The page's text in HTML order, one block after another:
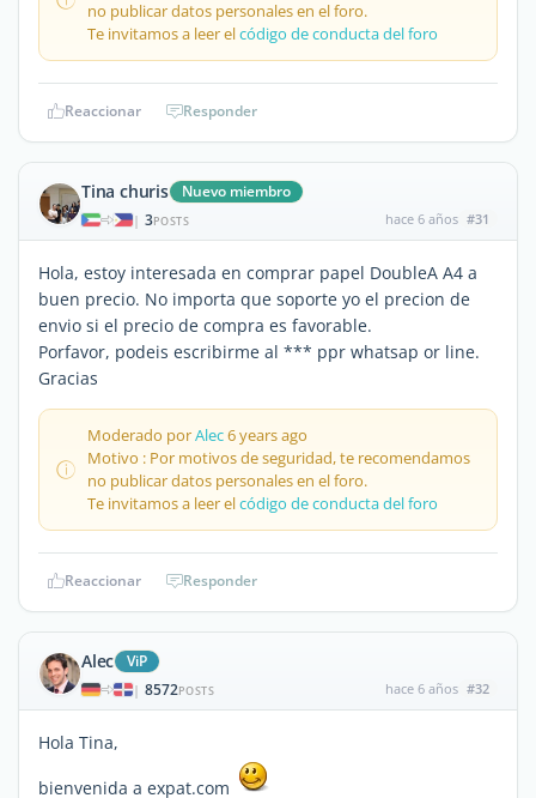
no publicar datos personales en el foro.
Te invitamos a leer elcódigo de conducta del foro
Reaccionar Responder
Tina churis Nuevo miembro
| 3POSTS hace 6 años #31
Hola, estoy interesada en comprar papel DoubleA A4 a
buen precio. No importa que soporte yo el precion de
envio si el precio de compra es favorable.
Porfavor, podeis escribirme al *** ppr whatsap or line.
Gracias
Moderado porAlec6 years ago
Motivo : Por motivos de seguridad, te recomendamos
no publicar datos personales en el foro.
Te invitamos a leer elcódigo de conducta del foro
Reaccionar Responder
Alec ViP
| 8572POSTS hace 6 años #32
Hola Tina,
bienvenida a expat.com